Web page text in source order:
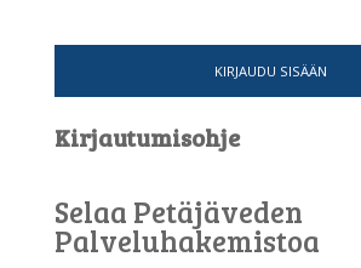
KIRJAUDU SISÄÄN
Kirjautumisohje
Selaa Petäjäveden
Palveluhakemistoa